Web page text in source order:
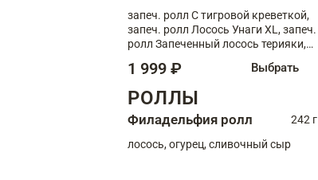
запеч. ролл С тигровой креветкой,
запеч. ролл Лосось Унаги XL, запеч.
ролл Запеченный лосось терияки,
1 999 ₽ Выбрать
РОЛЛЫ
Филадельфия ролл
242 г
лосось, огурец, сливочный сыр